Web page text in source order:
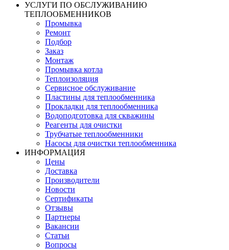
УСЛУГИ ПО ОБСЛУЖИВАНИЮ
ТЕПЛООБМЕННИКОВ
Промывка
Ремонт
Подбор
Заказ
Монтаж
Промывка котла
Теплоизоляция
Сервисное обслуживание
Пластины для теплообменника
Прокладки для теплообменника
Водоподготовка для скважины
Реагенты для очистки
Трубчатые теплообменники
Насосы для очистки теплообменника
ИНФОРМАЦИЯ
Цены
Доставка
Производители
Новости
Сертификаты
Отзывы
Партнеры
Вакансии
Статьи
Вопросы